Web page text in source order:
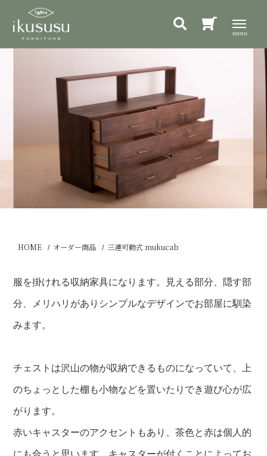
HOME オーダー商品 三連可動式 mukucab
服を掛けれる収納家具になります。見える部分、隠す部
分、メリハリがありシンプルなデザインでお部屋に馴染
みます。
チェストは沢山の物が収納できるものになっていて、上
のちょっとした棚も小物などを置いたりでき遊び心が広
がります。
赤いキャスターのアクセントもあり、茶色と赤は個人的